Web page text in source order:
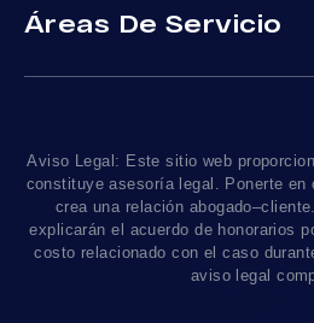
Accidentes En Motocicleta
Accidentes De Camiones
Abogados De Muerte Por
Testimonios
Contáctanos
Empleos
Mapa Del Sitio
Áreas De Servicio
Linea De 24hrs: (310) 277-
Disponible Sólo Con Cita
Sacramento, CA 95825
Aviso Legal: Este sitio web
constituye asesoría legal. Ponerte en
crea una relación
explicarán el acuerdo de honorarios
costo relacionado con el caso
aviso legal